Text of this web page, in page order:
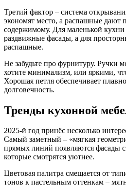
Третий фактор – система
экономят место, а распашные дают
содержимому. Для маленькой
раздвижные фасады, а для
распашные.
Не забудьте про фурнитуру. Ручки
хотите минимализм, или яркими,
Хорошая петля обеспечивает
долговечность.
Тренды кухонной
2025‑й год принёс несколько
Самый заметный – «мягкая
прямых линий появляются фасады
которые смотрятся уютнее.
Цветовая палитра смещается от
тонов к пастельным оттенкам –